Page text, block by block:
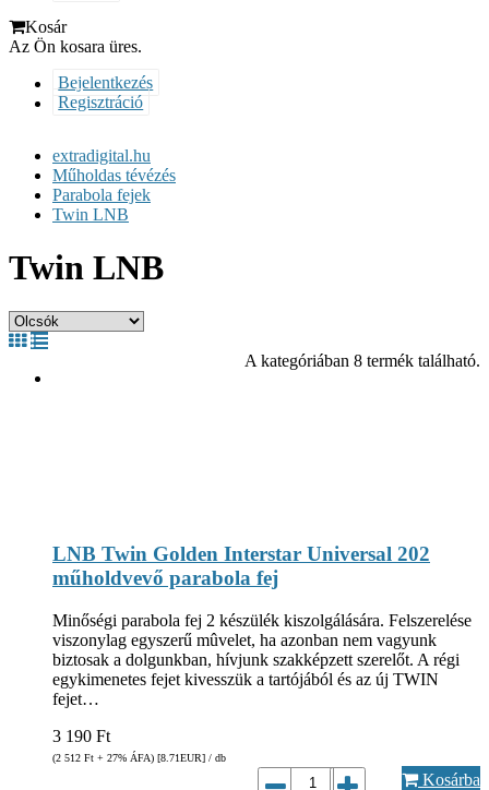
Kosár
Az Ön kosara üres.
Bejelentkezés
Regisztráció
extradigital.hu
Műholdas tévézés
Parabola fejek
Twin LNB
Twin LNB
A kategóriában 8 termék található.
LNB Twin Golden Interstar Universal 202
műholdvevő parabola fej
Minőségi parabola fej 2 készülék kiszolgálására. Felszerelése
viszonylag egyszerű mûvelet, ha azonban nem vagyunk
biztosak a dolgunkban, hívjunk szakképzett szerelőt. A régi
egykimenetes fejet kivesszük a tartójából és az új TWIN
fejet…
3 190 Ft
(2 512 Ft + 27% ÁFA) [8.71EUR] / db
Kosárba